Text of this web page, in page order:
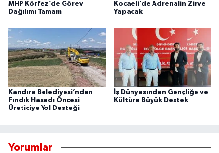
MHP Körfez’de Görev
Dağılımı Tamam
Kocaeli’de Adrenalin Zirve
Yapacak
Kandıra Belediyesi’nden
Fındık Hasadı Öncesi
Üreticiye Yol Desteği
İş Dünyasından Gençliğe ve
Kültüre Büyük Destek
Yorumlar